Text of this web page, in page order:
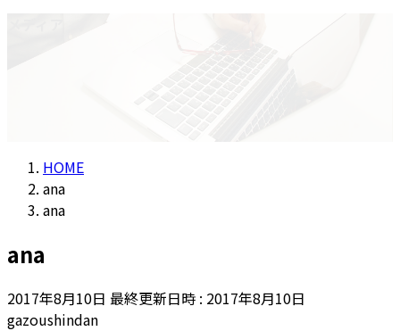
HOME
ana
ana
ana
2017年8月10日 最終更新日時 : 2017年8月10日
gazoushindan